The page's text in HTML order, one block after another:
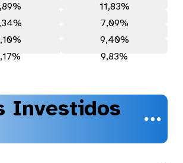
11,83%
7,09%
9,40%
9,83%
Investidos
